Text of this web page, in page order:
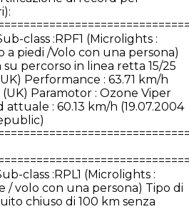
class :RPF1 (Microlights :
a piedi /Volo con una persona)
percorso in linea retta 15/25
Performance : 63.71 km/h
Paramotor : Ozone Viper
attuale : 60.13 km/h (19.07.2004
class :RPL1 (Microlights :
/ volo con una persona) Tipo di
chiuso di 100 km senza